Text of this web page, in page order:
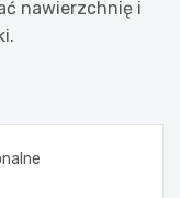
nawierzchnię i